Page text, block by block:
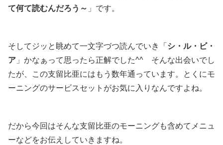
て何て読むんだろう～ 」です。
そしてジッと眺めて一文字づつ読んでいき「 シ・ル・ビ・
ア 」かなぁって思ったら正解でした^^ そんな出会いでし
たが、この支留比亜にはもう数年通っています。とくにモ
ーニングのサービスセットがお気に入りなんですよね。
だから今回はそんな支留比亜のモーニングも含めてメニュ
ーなどをお伝えしていきますね。